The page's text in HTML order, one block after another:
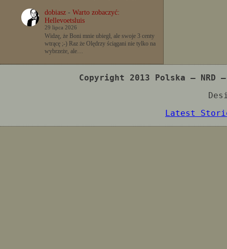
dobiasz- Warto zobaczyć:
Hellevoetsluis
29 lipca 2026
Widzę, że Boni mnie ubiegł, ale swoje 3 centy
wtrącę ;-) Raz że Olędrzy ściągani nie tylko na
wybrzeże, ale…
Copyright 2013 Polska –
Latest